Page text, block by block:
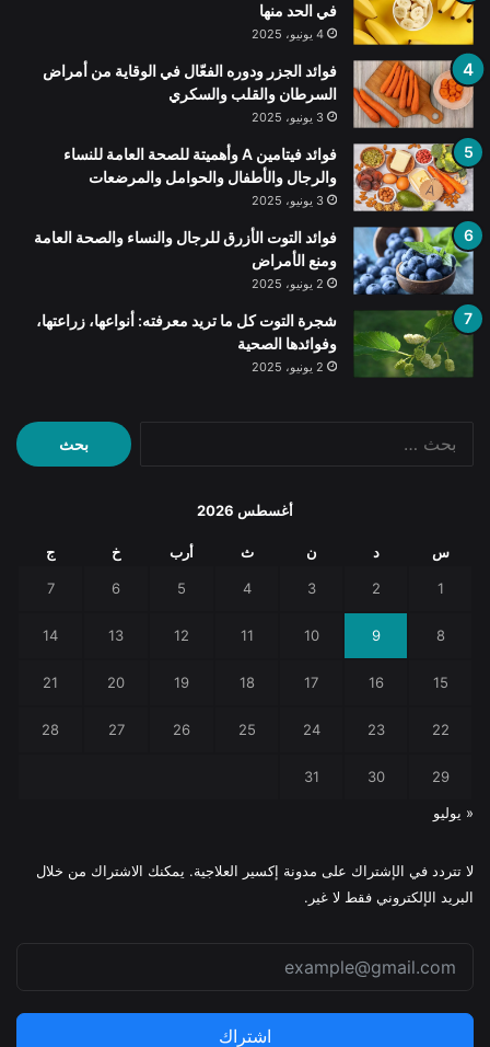
في الحد منها
4 يونيو، 2025
فوائد الجزر ودوره الفعّال في الوقاية من أمراض
السرطان والقلب والسكري
3 يونيو، 2025
فوائد فيتامين A وأهميتة للصحة العامة للنساء
والرجال والأطفال والحوامل والمرضعات
3 يونيو، 2025
فوائد التوت الأزرق للرجال والنساء والصحة العامة
ومنع الأمراض
2 يونيو، 2025
شجرة التوت كل ما تريد معرفته: أنواعها، زراعتها،
وفوائدها الصحية
2 يونيو، 2025
البحث
عن:
أغسطس 2026
س د ن ث أرب خ ج
1
2
3
4
5
6
7
8
9
10
11
12
13
14
15
16
17
18
19
20
21
22
23
24
25
26
27
28
29
30
31
« يوليو
لا تتردد في الإشتراك على مدونة إكسير العلاجية. يمكنك الاشتراك من خلال
البريد الإلكتروني فقط لا غير.
اشتراك